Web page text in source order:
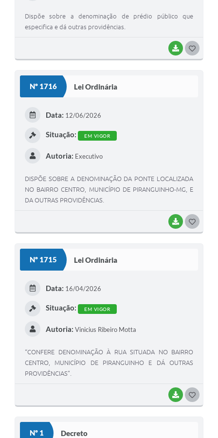
BAIXAR
Dispõe sobre a denominação de prédio público que
especifica e dá outras providências.
Nº 1716 Lei Ordinária
BAIXAR
Data: 12/06/2026
Situação: EM VIGOR
Autoria: Executivo
DISPÕE SOBRE A DENOMINAÇÃO DA PONTE LOCALIZADA
NO BAIRRO CENTRO, MUNICÍPIO DE PIRANGUINHO-MG, E
DA OUTRAS PROVIDÊNCIAS.
Nº 1715 Lei Ordinária
BAIXAR
Data: 16/04/2026
Situação: EM VIGOR
Autoria: Vinicius Ribeiro Motta
“CONFERE DENOMINAÇÃO À RUA SITUADA NO BAIRRO
CENTRO, MUNICÍPIO DE PIRANGUINHO E DÁ OUTRAS
PROVIDÊNCIAS”.
Nº 1 Decreto